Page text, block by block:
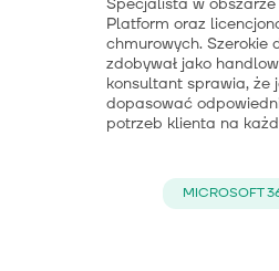
Specjalista w
Platform oraz
chmurowych. Szerokie
zdobywał jako
konsultant sprawia, że
dopasować
potrzeb klienta na
MICROSOFT